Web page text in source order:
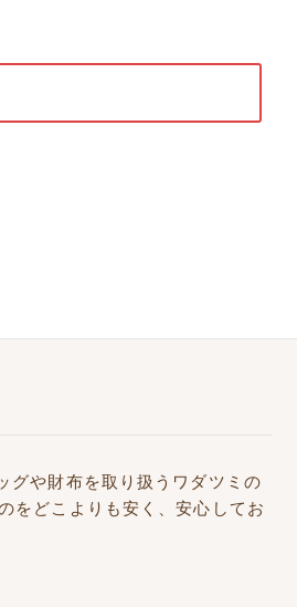
や財布を取り扱うワダツミの
をどこよりも安く、安心してお